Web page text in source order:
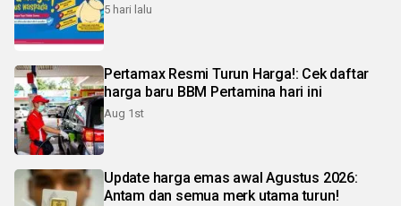
5 hari lalu
Pertamax Resmi Turun Harga!: Cek daftar
harga baru BBM Pertamina hari ini
Aug 1st
Update harga emas awal Agustus 2026:
Antam dan semua merk utama turun!